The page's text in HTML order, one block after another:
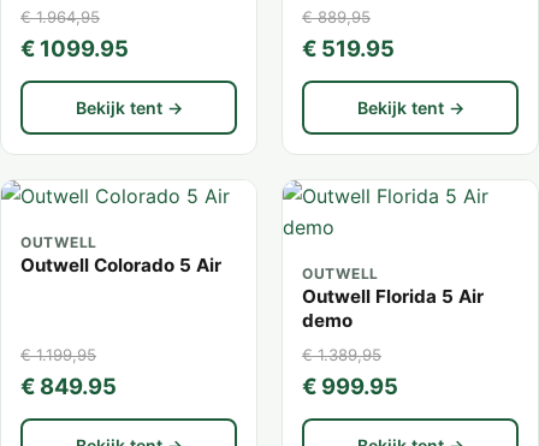
€ 1.964,95
€ 1099.95
Bekijk tent →
€ 889,95
€ 519.95
Bekijk tent →
OUTWELL
Outwell Colorado 5 Air
€ 1.199,95
€ 849.95
OUTWELL
Outwell Florida 5 Air
demo
€ 1.389,95
€ 999.95